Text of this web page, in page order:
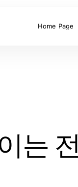
Home Page
는 전